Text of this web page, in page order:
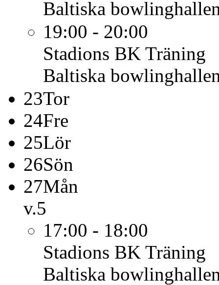
Baltiska
19:00 - 20:00
Stadions BK Träning
Baltiska
23Tor
24Fre
25Lör
26Sön
27Mån
v.5
17:00 - 18:00
Stadions BK Träning
Baltiska